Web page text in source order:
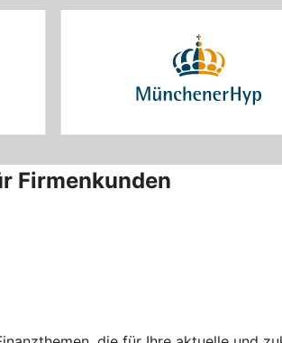
Firmenkunden